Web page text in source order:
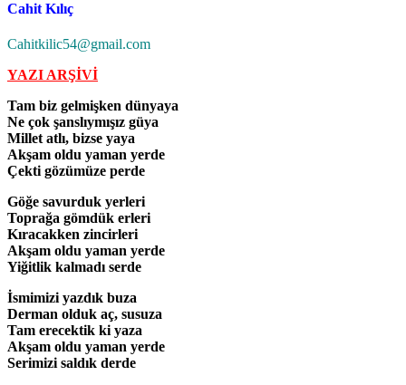
Cahit Kılıç
Cahitkilic54@gmail.com
YAZI ARŞİVİ
Tam biz gelmişken dünyaya
Ne çok şanslıymışız güya
Millet atlı, bizse yaya
Akşam oldu yaman yerde
Çekti gözümüze perde
Göğe savurduk yerleri
Toprağa gömdük erleri
Kıracakken zincirleri
Akşam oldu yaman yerde
Yiğitlik kalmadı serde
İsmimizi yazdık buza
Derman olduk aç, susuza
Tam erecektik ki yaza
Akşam oldu yaman yerde
Serimizi saldık derde